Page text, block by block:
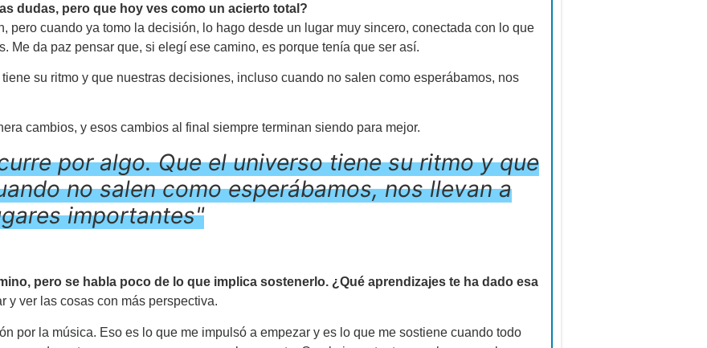
dudas, pero que hoy ves como un acierto total?
pero cuando ya tomo la decisión, lo hago desde un lugar muy sincero, conectada con lo que
da paz pensar que, si elegí ese camino, es porque tenía que ser así.
su ritmo y que nuestras decisiones, incluso cuando no salen como esperábamos, nos
cambios, y esos cambios al final siempre terminan siendo para mejor.
por algo. Que el universo tiene su ritmo y que
no salen como esperábamos, nos llevan a
importantes"
pero se habla poco de lo que implica sostenerlo. ¿Qué aprendizajes te ha dado esa
y ver las cosas con más perspectiva.
por la música. Eso es lo que me impulsó a empezar y es lo que me sostiene cuando todo